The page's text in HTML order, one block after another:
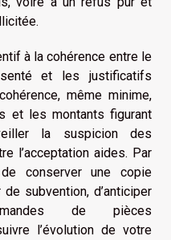
à la cohérence entre le
et les justificatifs
même minime,
et les montants figurant
la suspicion des
l’acceptation aides. Par
conserver une copie
subvention, d’anticiper
de pièces
l’évolution de votre